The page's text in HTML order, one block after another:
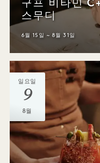
스무디
6월 15일 ~ 8월 31일
일요일
9
8월